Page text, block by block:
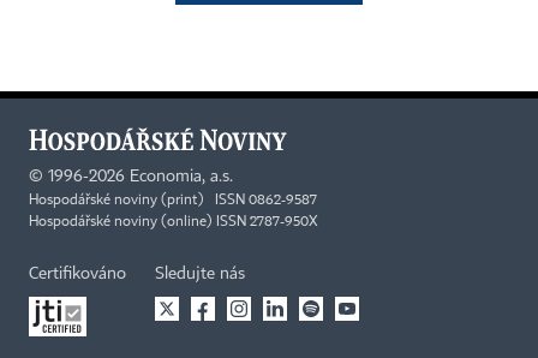
© 1996-2026 Economia, a.s.
Hospodářské noviny (print) ISSN 0862-9587
Hospodářské noviny (online) ISSN 2787-950X
Certifikováno Sledujte nás